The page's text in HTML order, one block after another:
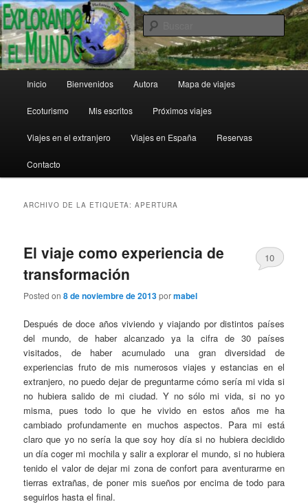
Ir
al
contenido
principal
Ir
al
contenido
secundarioExplorando el Mundo
principal
Inicio Bienvenidos Autora Mapa de viajes
Ecoturismo Mis escritos Próximos viajes
Viajes en el extranjero Viajes en España Reservas
Contacto
ARCHIVO DE LA ETIQUETA:APERTURA
El viaje como experiencia de
transformación
Posted on8 de noviembre de 2013pormabel
10
Después de doce años viviendo y viajando por distintos países
del mundo, de haber alcanzado ya la cifra de 30 países
visitados, de haber acumulado una gran diversidad de
experiencias fruto de mis numerosos viajes y estancias en el
extranjero, no puedo dejar de preguntarme cómo sería mi vida si
no hubiera salido de mi ciudad. Y no sólo mi vida, si no yo
misma, pues todo lo que he vivido en estos años me ha
cambiado profundamente en muchos aspectos. Para mi está
claro que yo no sería la que soy hoy día si no hubiera decidido
un día coger mi mochila y salir a explorar el mundo, si no hubiera
tenido el valor de dejar mi zona de confort para aventurarme en
tierras extrañas, de poner mis sueños por encima de todo para
seguirlos hasta el final.